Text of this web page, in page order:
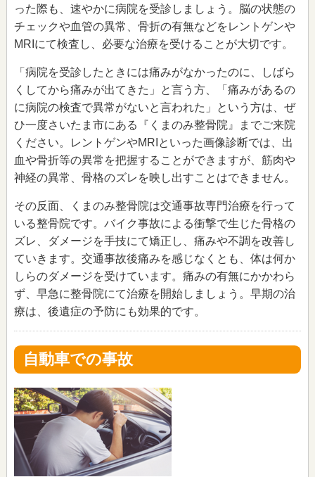
った際も、速やかに病院を受診しましょう。脳の状態の
チェックや血管の異常、骨折の有無などをレントゲンや
MRIにて検査し、必要な治療を受けることが大切です。
「病院を受診したときには痛みがなかったのに、しばら
くしてから痛みが出てきた」と言う方、「痛みがあるの
に病院の検査で異常がないと言われた」という方は、ぜ
ひ一度さいたま市にある『くまのみ整骨院』までご来院
ください。レントゲンやMRIといった画像診断では、出
血や骨折等の異常を把握することができますが、筋肉や
神経の異常、骨格のズレを映し出すことはできません。
その反面、くまのみ整骨院は交通事故専門治療を行って
いる整骨院です。バイク事故による衝撃で生じた骨格の
ズレ、ダメージを手技にて矯正し、痛みや不調を改善し
ていきます。交通事故後痛みを感じなくとも、体は何か
しらのダメージを受けています。痛みの有無にかかわら
ず、早急に整骨院にて治療を開始しましょう。早期の治
療は、後遺症の予防にも効果的です。
自動車での事故